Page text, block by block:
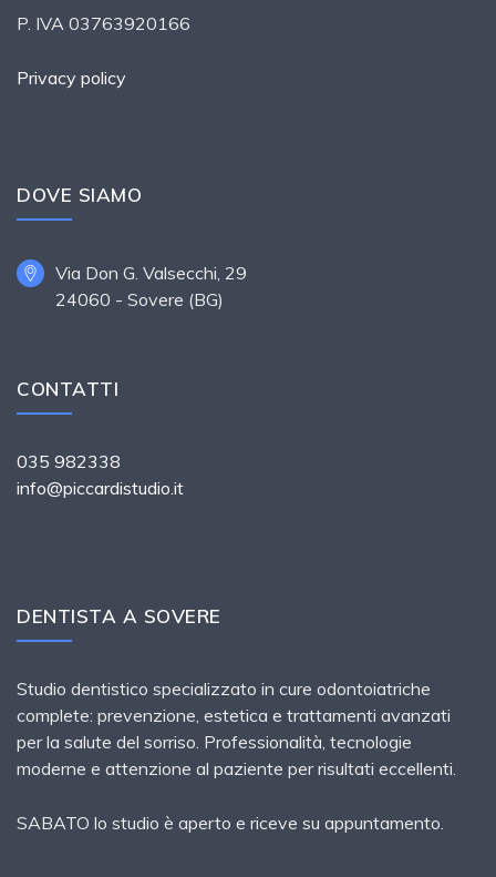
P. IVA 03763920166
Privacy policy
DOVE SIAMO
Via Don G. Valsecchi, 29
24060 - Sovere (BG)
CONTATTI
035 982338
info@piccardistudio.it
DENTISTA A SOVERE
Studio dentistico specializzato in cure odontoiatriche
complete: prevenzione, estetica e trattamenti avanzati
per la salute del sorriso. Professionalità, tecnologie
moderne e attenzione al paziente per risultati eccellenti.
SABATO lo studio è aperto e riceve su appuntamento.